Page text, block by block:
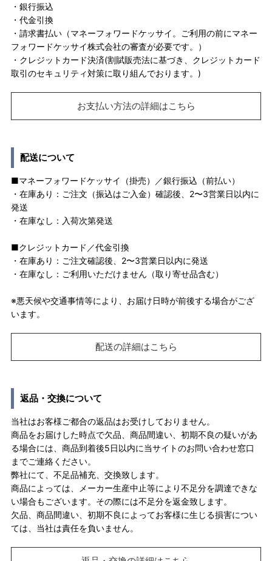
・銀行振込
・代金引換
・請求書払い（マネーフォワードケッサイ。ご利用の前にマネー
フォワードケッサイ株式会社の審査が必要です。）
・クレジットカード決済(割賦販売法に基づき、クレジットカード
取引のセキュリティ対策に取り組んでおります。)
お支払い方法の詳細はこちら
配送について
■マネーフォワードケッサイ（掛売）／銀行振込（前払い）
・在庫あり：ご注文（振込はご入金）確認後、2〜3営業日以内に
発送
・在庫なし：入荷次第発送
■クレジットカード／代金引換
・在庫あり：ご注文確認後、2〜3営業日以内に発送
・在庫なし：ご利用いただけません（取り寄せ品含む）
※悪天候や交通事情等により、お届け日時が前後する場合がござ
います。
配送の詳細はこちら
返品・交換について
当社はお客様ご都合の返品はお受けしておりません。
商品をお届けした時点で欠品、商品間違い、初期不良の疑いがあ
る場合には、商品到着後5日以内に当サイトのお問い合わせ窓口
までご連絡ください。
弊社にて、不足品補充、交換致します。
商品によっては、メーカー生産中止等により不足分を調達できな
い場合もございます。その際には不足分を返金致します。
欠品、商品間違い、初期不良によってお客様に生じる損害につい
ては、当社は責任を負いません。